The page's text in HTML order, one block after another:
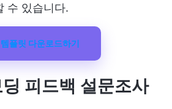
수 있습니다.
플릿 다운로드하기
피드백 설문조사